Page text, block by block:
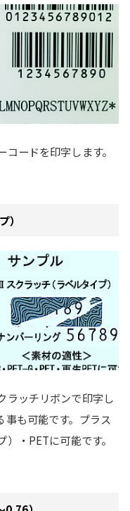
ードを印字します。
）
ラッチリボンで印字し
事も可能です。プラス
・PETに可能です。